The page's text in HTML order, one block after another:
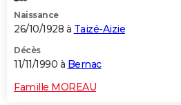
Naissance
26/10/1928 à Taizé-Aizie
Décès
11/11/1990 à Bernac
Famille MOREAU